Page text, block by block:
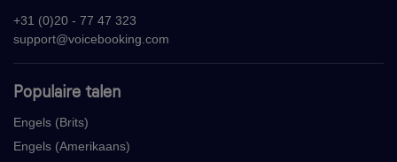
Populaire talen
Engels (Brits)
Engels (Amerikaans)
+31 (0)20 - 77 47 323
support@voicebooking.com